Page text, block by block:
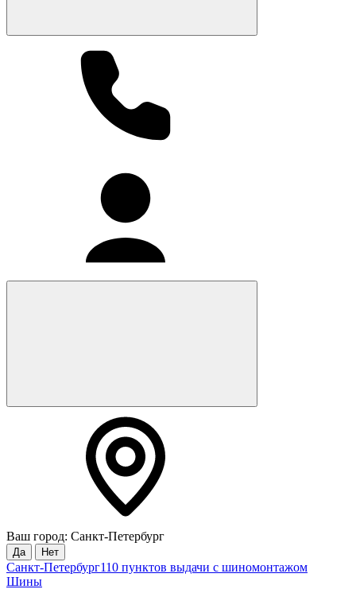
Ваш город: Санкт-Петербург
Да Нет
Санкт-Петербург110 пунктов выдачи с шиномонтажом
Шины